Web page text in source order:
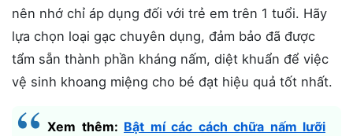
nên nhớ chỉ áp dụng đối với trẻ em trên 1 tuổi. Hãy
lựa chọn loại gạc chuyên dụng, đảm bảo đã được
tẩm sẵn thành phần kháng nấm, diệt khuẩn để việc
vệ sinh khoang miệng cho bé đạt hiệu quả tốt nhất.
Xem thêm: Bật mí các cách chữa nấm lưỡi